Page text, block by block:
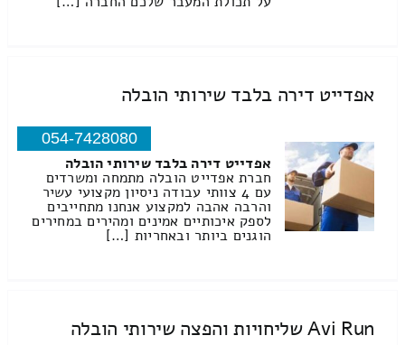
אפדייט דירה בלבד שירותי הובלה
054-7428080
אפדייט דירה בלבד שירותי הובלה
חברת אפדייט הובלה מתמחה ומשרדים
עם 4 צוותי עבודה ניסיון מקצועי עשיר
והרבה אהבה למקצוע אנחנו מתחייבים
לספק איכותיים אמינים ומהירים במחירים
הוגנים ביותר ובאחריות […]
Avi Run שליחויות והפצה שירותי הובלה